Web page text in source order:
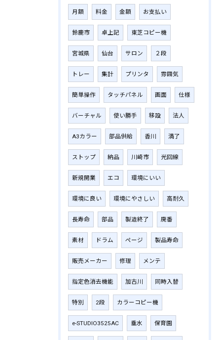
月額 料金 金額 お支払い
鈴鹿市 卓上記 東芝コピー機
宮城県 仙台 サロン ２段
トレー 集計 プリンタ 雰囲気
簡単操作 タッチパネル 画面 仕様
バーチャル 使い勝手 移設 法人
A3カラー 部品供給 香川 満了
ストップ 納品 川崎市 光回線
新規開業 エコ 環境にいい
環境に良い 環境にやさしい 高耐久
長寿命 部品 製造終了 廃番
素材 ドラム ページ 製品寿命
販売メーカー 修理 メンテ
指定色消去機能 加古川 同時入替
特別 2段 カラーコピー機
e-STUDIO3525AC 垂水 保育園